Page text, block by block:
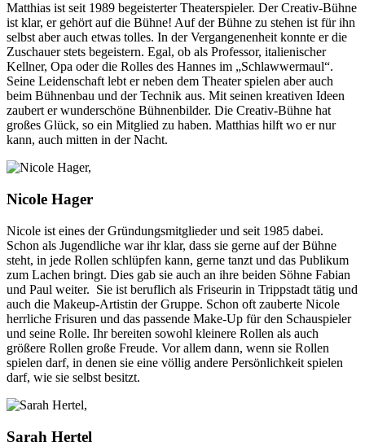
Matthias ist seit 1989 begeisterter Theaterspieler. Der Creativ-Bühne
ist klar, er gehört auf die Bühne! Auf der Bühne zu stehen ist für ihn
selbst aber auch etwas tolles. In der Vergangenenheit konnte er die
Zuschauer stets begeistern. Egal, ob als Professor, italienischer
Kellner, Opa oder die Rolles des Hannes im „Schlawwermaul“.
Seine Leidenschaft lebt er neben dem Theater spielen aber auch
beim Bühnenbau und der Technik aus. Mit seinen kreativen Ideen
zaubert er wunderschöne Bühnenbilder. Die Creativ-Bühne hat
großes Glück, so ein Mitglied zu haben. Matthias hilft wo er nur
kann, auch mitten in der Nacht.
Nicole Hager
Nicole ist eines der Gründungsmitglieder und seit 1985 dabei.
Schon als Jugendliche war ihr klar, dass sie gerne auf der Bühne
steht, in jede Rollen schlüpfen kann, gerne tanzt und das Publikum
zum Lachen bringt. Dies gab sie auch an ihre beiden Söhne Fabian
und Paul weiter. Sie ist beruflich als Friseurin in Trippstadt tätig und
auch die Makeup-Artistin der Gruppe. Schon oft zauberte Nicole
herrliche Frisuren und das passende Make-Up für den Schauspieler
und seine Rolle. Ihr bereiten sowohl kleinere Rollen als auch
größere Rollen große Freude. Vor allem dann, wenn sie Rollen
spielen darf, in denen sie eine völlig andere Persönlichkeit spielen
darf, wie sie selbst besitzt.
Sarah Hertel